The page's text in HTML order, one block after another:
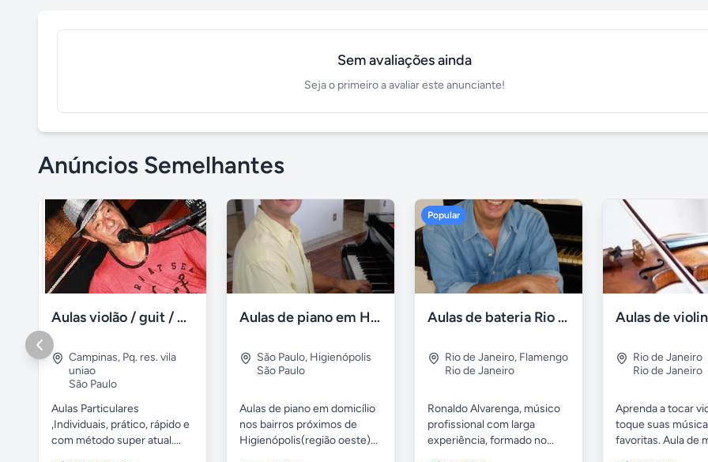
Sem avaliações ainda
Seja o primeiro a avaliar este anunciante!
Anúncios Semelhantes
Aulas violão / guit / particular
Campinas, Pq. res. vila
uniao
São Paulo
Aulas Particulares
,Individuais, prático, rápido e
com método super atual....
Aulas de piano em Higienópolis
São Paulo, Higienópolis
São Paulo
Aulas de piano em domicílio
nos bairros próximos de
Higienópolis(região oeste)...
Popular
Aulas de bateria Rio de Janeiro
Rio de Janeiro, Flamengo
Rio de Janeiro
Ronaldo Alvarenga, músico
profissional com larga
experiência, formado no...
Rio de Janeiro
Rio de Janeiro
Aprenda a tocar
toque suas
favoritas. Aula de